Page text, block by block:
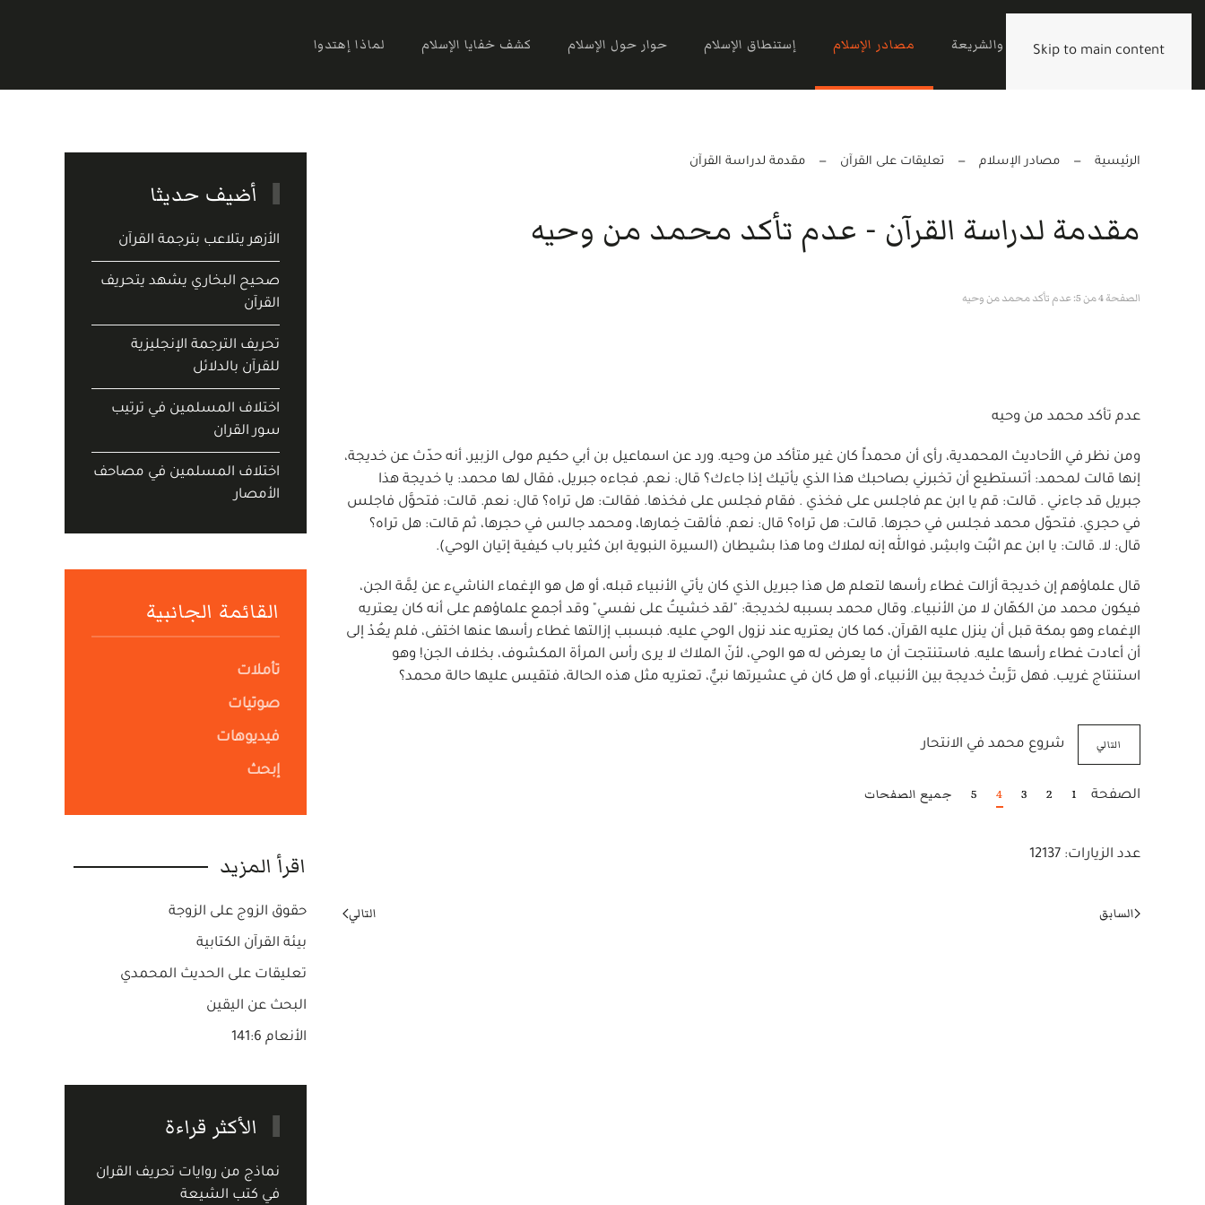
Skip to main content
الرئيسية القرآن والشريعة مصادر الإسلام إستنطاق الإسلام حوار حول الإسلام كشف خفايا الإسلام لماذا إهتدوا
الرئيسية مصادر الإسلام تعليقات على القرآن مقدمة لدراسة القرآن
مقدمة لدراسة القرآن - عدم تأكد محمد من وحيه
الصفحة 4 من 5: عدم تأكد محمد من وحيه
عدم تأكد محمد من وحيه
ومن نظر في الأحاديث المحمدية، رأى أن محمداً كان غير متأكد من وحيه. ورد عن اسماعيل بن أبي حكيم مولى الزبير، أنه حدّث عن خديجة،
إنها قالت لمحمد: أتستطيع أن تخبرني بصاحبك هذا الذي يأتيك إذا جاءك؟ قال: نعم. فجاءه جبريل، فقال لها محمد: يا خديجة هذا
جبريل قد جاءني . قالت: قم يا ابن عم فاجلس على فخذي . فقام فجلس على فخذها. فقالت: هل تراه؟ قال: نعم. قالت: فتحوَّل فاجلس
في حجري. فتحوّل محمد فجلس في حجرها. قالت: هل تراه؟ قال: نعم. فألقت خِمارها، ومحمد جالس في حجرها، ثم قالت: هل تراه؟
قال: لا. قالت: يا ابن عم اثبُت وابشِر، فوالله إنه لملاك وما هذا بشيطان (السيرة النبوية ابن كثير باب كيفية إتيان الوحي).
قال علماؤهم إن خديجة أزالت غطاء رأسها لتعلم هل هذا جبريل الذي كان يأتي الأنبياء قبله، أو هل هو الإغماء الناشيء عن لِمَّة الجن،
فيكون محمد من الكهّان لا من الأنبياء. وقال محمد بسببه لخديجة: "لقد خشيتُ على نفسي" وقد أجمع علماؤهم على أنه كان يعتريه
الإغماء وهو بمكة قبل أن ينزل عليه القرآن، كما كان يعتريه عند نزول الوحي عليه. فبسبب إزالتها غطاء رأسها عنها اختفى، فلم يعُدْ إلى
أن أعادت غطاء رأسها عليه. فاستنتجت أن ما يعرض له هو الوحي، لأنّ الملاك لا يرى رأس المرأة المكشوف، بخلاف الجن! وهو
استنتاج غريب. فهل ترَّبتْ خديجة بين الأنبياء، أو هل كان في عشيرتها نبيٌّ، تعتريه مثل هذه الحالة، فتقيس عليها حالة محمد؟
التالي شروع محمد في الانتحار
الصفحة 1
2
3
4
5 جميع الصفحات
عدد الزيارات: 12137
السابق التالي
أضيف حديثا
الأزهر يتلاعب بترجمة القرآن
صحيح البخاري يشهد يتحريف
القرآن
تحريف الترجمة الإنجليزية
للقرآن بالدلائل
اختلاف المسلمين في ترتيب
سور القران
اختلاف المسلمين في مصاحف
الأمصار
القائمة الجانبية
تأملات
صوتيات
فيديوهات
إبحث
اقرأ المزيد
حقوق الزوج على الزوجة
بيئة القرآن الكتابية
تعليقات على الحديث المحمدي
البحث عن اليقين
الأنعام 141:6
الأكثر قراءة
نماذج من روايات تحريف القران
في كتب الشيعة